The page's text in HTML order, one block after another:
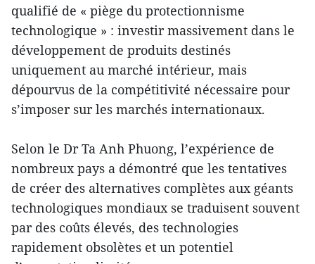
qualifié de « piège du protectionnisme
technologique » : investir massivement dans le
développement de produits destinés
uniquement au marché intérieur, mais
dépourvus de la compétitivité nécessaire pour
s’imposer sur les marchés internationaux.
Selon le Dr Ta Anh Phuong, l’expérience de
nombreux pays a démontré que les tentatives
de créer des alternatives complètes aux géants
technologiques mondiaux se traduisent souvent
par des coûts élevés, des technologies
rapidement obsolètes et un potentiel